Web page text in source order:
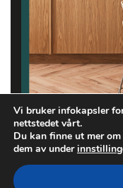
Vi bruker infokapsler
nettstedet vårt.
Du kan finne ut mer
dem av under